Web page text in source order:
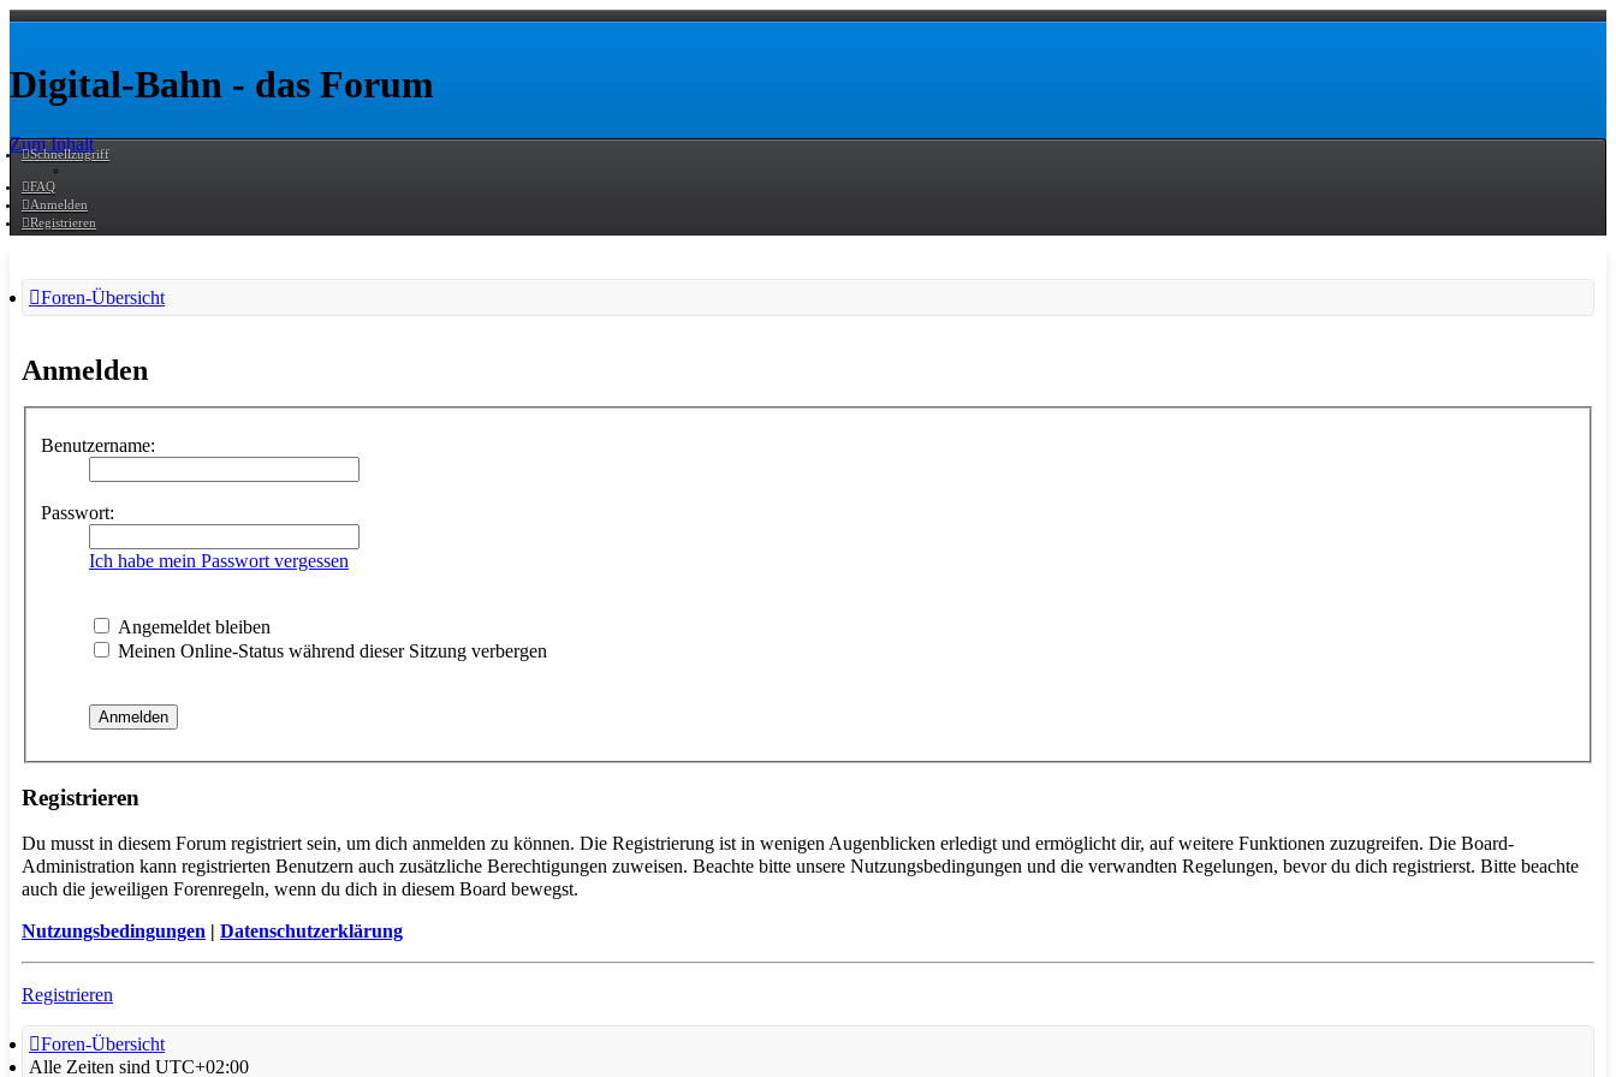
Digital-Bahn - das Forum
Zum Inhalt
Schnellzugriff
FAQ
Anmelden
Registrieren
Foren-Übersicht
Anmelden
Benutzername:
Passwort:
Ich habe mein Passwort vergessen
Angemeldet bleiben
Meinen Online-Status während dieser Sitzung verbergen
Registrieren
Du musst in diesem Forum registriert sein, um dich anmelden zu können. Die Registrierung ist in wenigen Augenblicken erledigt und ermöglicht dir, auf weitere Funktionen zuzugreifen. Die Board-
Administration kann registrierten Benutzern auch zusätzliche Berechtigungen zuweisen. Beachte bitte unsere Nutzungsbedingungen und die verwandten Regelungen, bevor du dich registrierst. Bitte beachte
auch die jeweiligen Forenregeln, wenn du dich in diesem Board bewegst.
Nutzungsbedingungen | Datenschutzerklärung
Registrieren
Foren-Übersicht
Alle Zeiten sind UTC+02:00